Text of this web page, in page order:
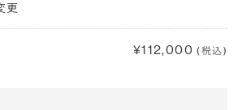
更
¥112,000 (税込)